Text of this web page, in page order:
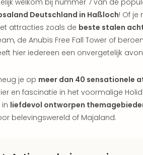
welkom bij nummer 7 van de
Deutschland in Haßloch! Of je
attracties zoals de beste stalen
de Anubis Free Fall Tower of
hier iedereen een onvergetelijk
je op meer dan 40 sensationele
en fascinatie in het voormalige
in liefdevol ontworpen
belevingswereld of Majaland.